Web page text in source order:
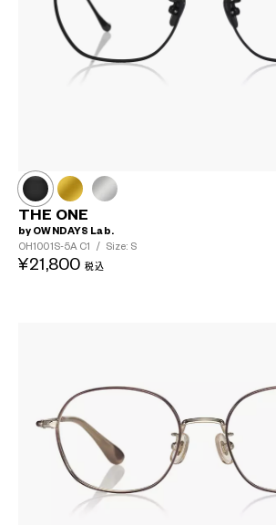
THE ONE
by OWNDAYS Lab.
OH1001S-5A C1 / Size: S
¥21,800 税込